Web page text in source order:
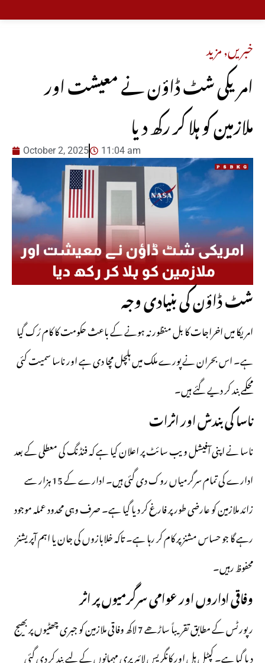
خبریں,مزید
امریکی شٹ ڈاؤن نے معیشت اور
ملازمین کو ہلا کر رکھ دیا
October 2, 2025 11:04 am
شٹ ڈاؤن کی بنیادی وجہ
امریکا میں اخراجات کا بل منظور نہ ہونے کے باعث حکومت کا کام رُک گیا
ہے۔ اس بحران نے پورے ملک میں ہلچل مچا دی ہے اور ناسا سمیت کئی
محکمے بند کر دیے گئے ہیں۔
ناسا کی بندش اور اثرات
ناسا نے اپنی آفیشل ویب سائٹ پر اعلان کیا ہے کہ فنڈنگ کی معطلی کے بعد
ادارے کی تمام سرگرمیاں روک دی گئی ہیں۔ ادارے کے 15 ہزار سے
زائد ملازمین کو عارضی طور پر فارغ کر دیا گیا ہے۔ صرف وہی محدود عملہ موجود
رہے گا جو حساس مشنز پر کام کر رہا ہے۔ تاکہ خلابازوں کی جان یا اہم آپریشنز
محفوظ رہیں۔
وفاقی اداروں اور عوامی سرگرمیوں پر اثر
رپورٹس کے مطابق تقریباً ساڑھے 7 لاکھ وفاقی ملازمین کو جبری چھٹیوں پر بھیج
دیا گیا ہے۔ کپٹل ہل اور کانگریس لائبریری مہمانوں کے لیے بند کر دی گئی